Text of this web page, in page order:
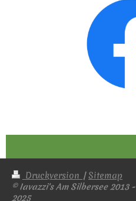
Druckversion | Sitemap
© Iavazzi's Am Silbersee 2013 -
2025